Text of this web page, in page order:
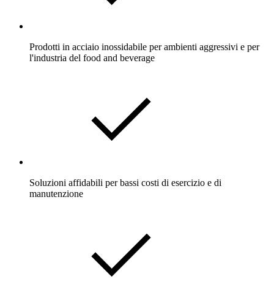
Prodotti in acciaio inossidabile per ambienti aggressivi e per
l'industria del food and beverage
Soluzioni affidabili per bassi costi di esercizio e di
manutenzione